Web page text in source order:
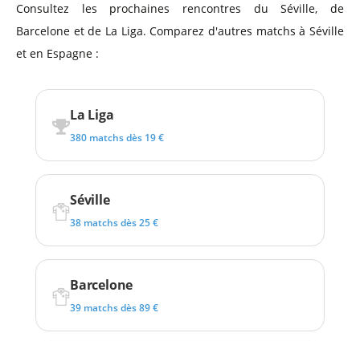
Consultez les prochaines rencontres du Séville, de
Barcelone et de La Liga. Comparez d'autres matchs à Séville
et en Espagne :
La Liga
380 matchs dès 19 €
Séville
38 matchs dès 25 €
Barcelone
39 matchs dès 89 €